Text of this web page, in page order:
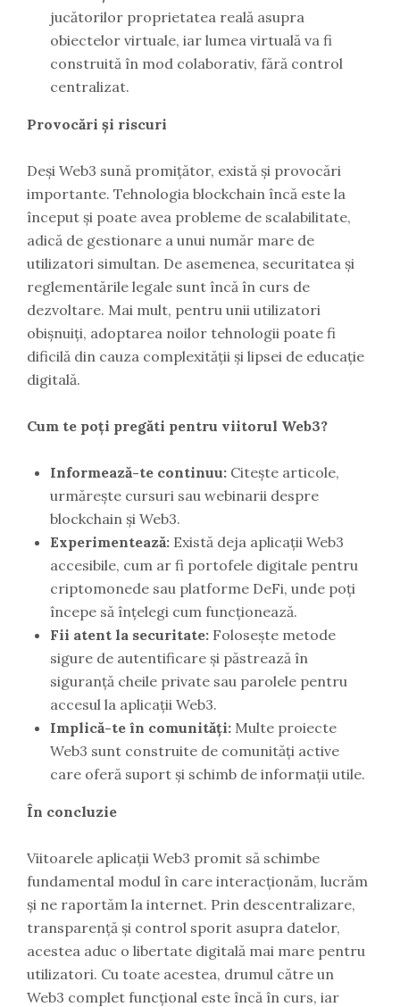
jucătorilor proprietatea reală asupra
obiectelor virtuale, iar lumea virtuală va fi
construită în mod colaborativ, fără control
centralizat.
Provocări și riscuri
Deși Web3 sună promițător, există și provocări
importante. Tehnologia blockchain încă este la
început și poate avea probleme de scalabilitate,
adică de gestionare a unui număr mare de
utilizatori simultan. De asemenea, securitatea și
reglementările legale sunt încă în curs de
dezvoltare. Mai mult, pentru unii utilizatori
obișnuiți, adoptarea noilor tehnologii poate fi
dificilă din cauza complexității și lipsei de educație
digitală.
Cum te poți pregăti pentru viitorul Web3?
Informează-te continuu: Citește articole,
urmărește cursuri sau webinarii despre
blockchain și Web3.
Experimentează: Există deja aplicații Web3
accesibile, cum ar fi portofele digitale pentru
criptomonede sau platforme DeFi, unde poți
începe să înțelegi cum funcționează.
Fii atent la securitate: Folosește metode
sigure de autentificare și păstrează în
siguranță cheile private sau parolele pentru
accesul la aplicații Web3.
Implică-te în comunități: Multe proiecte
Web3 sunt construite de comunități active
care oferă suport și schimb de informații utile.
În concluzie
Viitoarele aplicații Web3 promit să schimbe
fundamental modul în care interacționăm, lucrăm
și ne raportăm la internet. Prin descentralizare,
transparență și control sporit asupra datelor,
acestea aduc o libertate digitală mai mare pentru
utilizatori. Cu toate acestea, drumul către un
Web3 complet funcțional este încă în curs, iar